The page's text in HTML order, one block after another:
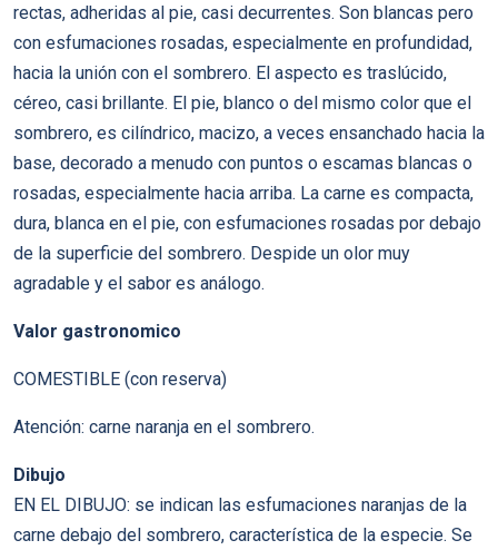
rectas, adheridas al pie, casi decurrentes. Son blancas pero
con esfumaciones rosadas, especialmente en profundidad,
hacia la unión con el sombrero. El aspecto es traslúcido,
céreo, casi brillante. El pie, blanco o del mismo color que el
sombrero, es cilíndrico, macizo, a veces ensanchado hacia la
base, decorado a menudo con puntos o escamas blancas o
rosadas, especialmente hacia arriba. La carne es compacta,
dura, blanca en el pie, con esfumaciones rosadas por debajo
de la superficie del sombrero. Despide un olor muy
agradable y el sabor es análogo.
Valor gastronomico
COMESTIBLE (con reserva)
Atención: carne naranja en el sombrero.
Dibujo
EN EL DIBUJO: se indican las esfumaciones naranjas de la
carne debajo del sombrero, característica de la especie. Se